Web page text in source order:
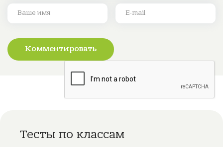
Комментировать
Тесты по классам